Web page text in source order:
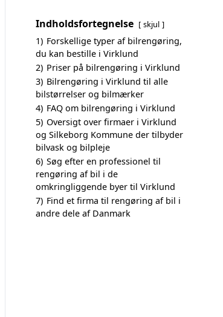
Indholdsfortegnelse skjul
1) Forskellige typer af bilrengøring,
du kan bestille i Virklund
2) Priser på bilrengøring i Virklund
3) Bilrengøring i Virklund til alle
bilstørrelser og bilmærker
4) FAQ om bilrengøring i Virklund
5) Oversigt over firmaer i Virklund
og Silkeborg Kommune der tilbyder
bilvask og bilpleje
6) Søg efter en professionel til
rengøring af bil i de
omkringliggende byer til Virklund
7) Find et firma til rengøring af bil i
andre dele af Danmark